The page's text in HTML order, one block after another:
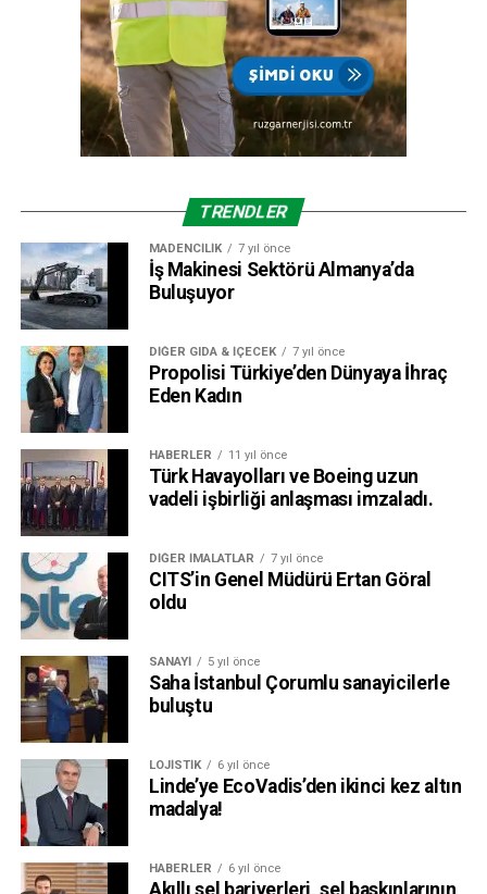
TRENDLER
MADENCILIK 7 yıl önce
İş Makinesi Sektörü Almanya’da
Buluşuyor
DIĞER GIDA & İÇECEK 7 yıl önce
Propolisi Türkiye’den Dünyaya İhraç
Eden Kadın
HABERLER 11 yıl önce
Türk Havayolları ve Boeing uzun
vadeli işbirliği anlaşması imzaladı.
DIĞER İMALATLAR 7 yıl önce
CITS’in Genel Müdürü Ertan Göral
oldu
SANAYI 5 yıl önce
Saha İstanbul Çorumlu sanayicilerle
buluştu
LOJISTIK 6 yıl önce
Linde’ye EcoVadis’den ikinci kez altın
madalya!
HABERLER 6 yıl önce